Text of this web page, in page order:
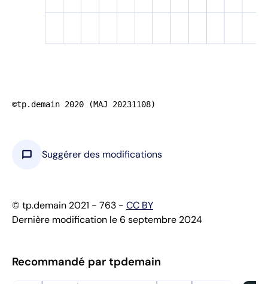
©tp.demain 2020 (MAJ 20231108)
chat_bubble Suggérer des modifications
© tp.demain 2021 - 763 - CC BY
Dernière modification le 6 septembre 2024
Recommandé par tpdemain